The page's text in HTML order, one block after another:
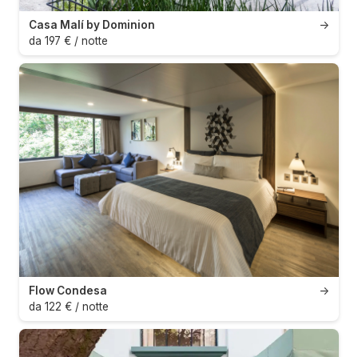
→
Casa Malí by Dominion
da 197 € / notte
→
Flow Condesa
da 122 € / notte